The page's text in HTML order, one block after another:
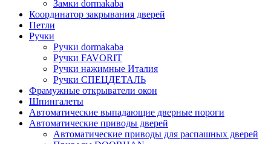
Замки dormakaba
Координатор закрывания дверей
Петли
Ручки
Ручки dormakaba
Ручки FAVORIT
Ручки нажимные Италия
Ручки СПЕЦДЕТАЛЬ
Фрамужные открыватели окон
Шпингалеты
Автоматические выпадающие дверные пороги
Автоматические приводы дверей
Автоматические приводы для распашных дверей